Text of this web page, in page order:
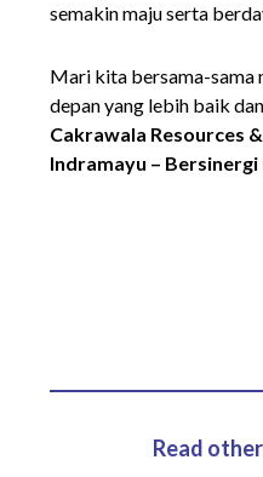
semakin maju serta
Mari kita bersama-sama
depan yang lebih baik
Cakrawala Resources
Indramayu –
Read